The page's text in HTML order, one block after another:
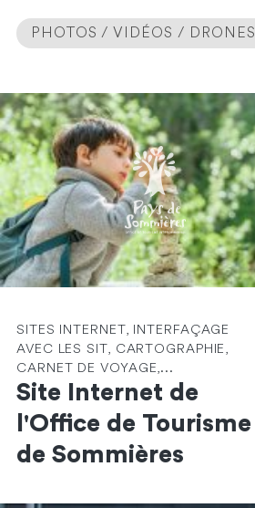
PHOTOS / VIDÉOS / DRONES
SITES INTERNET, INTERFAÇAGE
AVEC LES SIT, CARTOGRAPHIE,
CARNET DE VOYAGE,...
Site Internet de
l'Office de Tourisme
de Sommières